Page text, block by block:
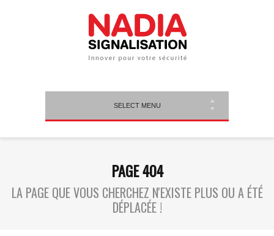
SELECT MENU
PAGE 404
LA PAGE QUE VOUS CHERCHEZ N'EXISTE PLUS OU A ÉTÉ
DÉPLACÉE !